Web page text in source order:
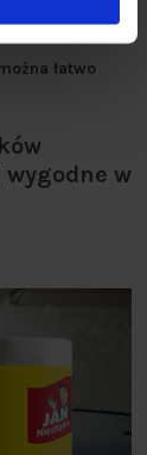
łatwo
wygodne w